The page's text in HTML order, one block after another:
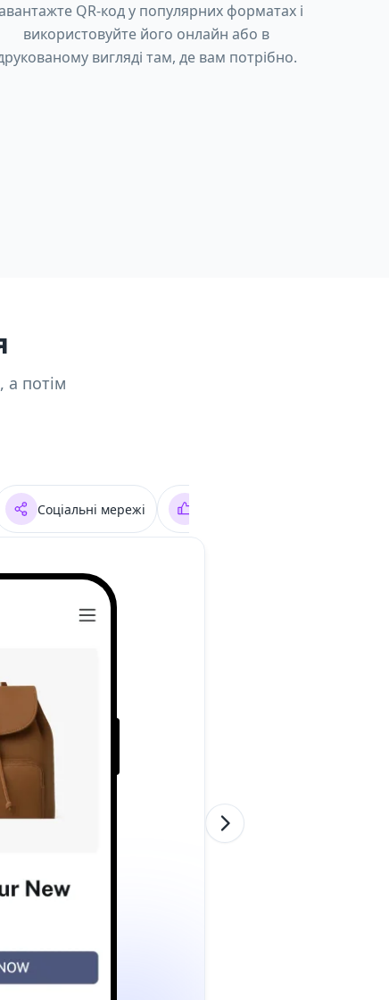
QR-код у популярних форматах і
використовуйте його онлайн або в
вигляді там, де вам потрібно.
а потім
Соціальні мережі